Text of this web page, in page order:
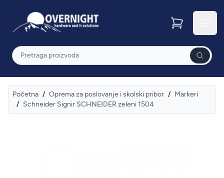
Overnight
Pretraga
Početna / Oprema za poslovanje i skolski pribor / Markeri
/ Schneider Signir SCHNEIDER zeleni 1504